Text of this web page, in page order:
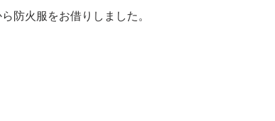
防火服をお借りしました。